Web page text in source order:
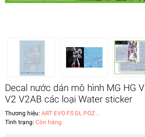
Decal nước dán mô hình MG HG
V2 V2AB các loại Water sticker
Thương hiệu: ART EVO FS DL POZ ...
Tình trạng: Còn hàng